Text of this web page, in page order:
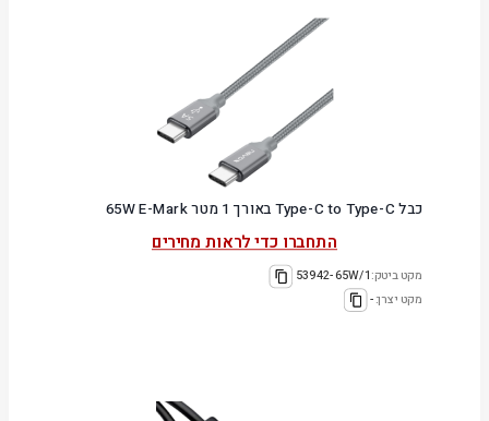
כבל Type-C to Type-C באורך 1 מטר 65W E-Mark
התחברו כדי לראות מחירים
מקט ביטק:53942-65W/1
מקט יצרן:-